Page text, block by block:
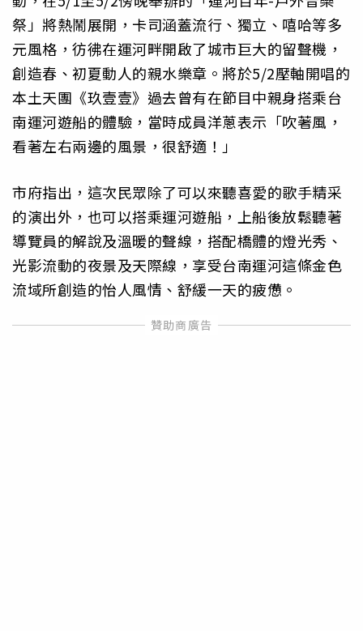
祭」將熱鬧展開，卡司涵蓋流行、獨立、嘻哈等多
元風格，彷彿在運河畔開啟了城市巨大的留聲機，
創造春、初夏動人的親水樂章。將於5/2壓軸開唱的
本土天團《玖壹壹》過去曾有在節目中親身搭乘台
南運河遊船的體驗，當時成員洋蔥表示「吹著風，
看著左右兩邊的風景，很舒適！」
市府指出，這次民眾除了可以來聽喜愛的歌手精采
的演出外，也可以搭乘運河遊船，上船後放鬆聽著
導覽員的解說及溫暖的聲線，搭配橋體的燈光秀、
光影流動的夜景及天際線，享受台南運河這條金色
流域所創造的怡人風情、舒緩一天的疲憊。